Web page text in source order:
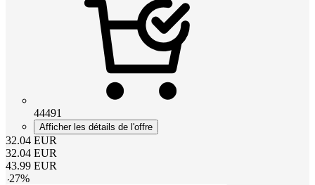
44491
Afficher les détails de l'offre
32.04 EUR
32.04 EUR
43.99 EUR
-27%